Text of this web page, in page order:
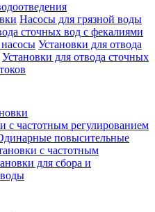
Насосы для грязной воды
сточных вод c фекалиями
Установки для отвода
Установки для отвода сточных
с частотным регулированием
повысительные
с частотным
для сбора и